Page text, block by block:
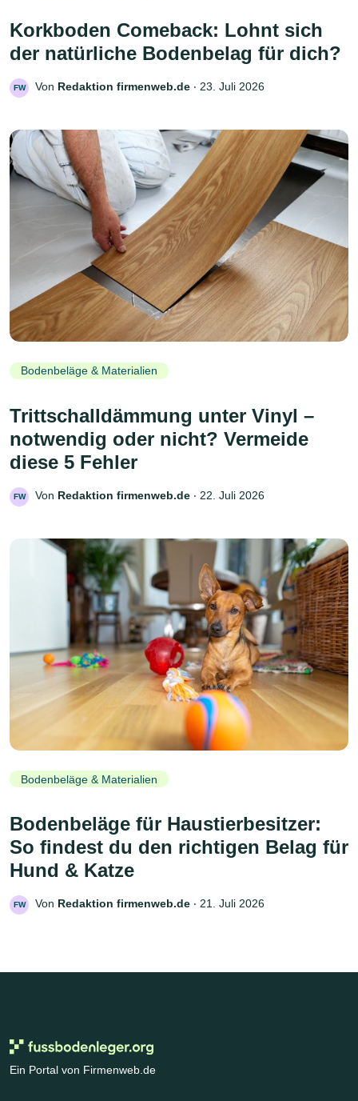
Korkboden Comeback: Lohnt sich
der natürliche Bodenbelag für dich?
FW Von Redaktion firmenweb.de ‧ 23. Juli 2026
Bodenbeläge & Materialien
Trittschalldämmung unter Vinyl –
notwendig oder nicht? Vermeide
diese 5 Fehler
FW Von Redaktion firmenweb.de ‧ 22. Juli 2026
Bodenbeläge & Materialien
Bodenbeläge für Haustierbesitzer:
So findest du den richtigen Belag für
Hund & Katze
FW Von Redaktion firmenweb.de ‧ 21. Juli 2026
Ein Portal von Firmenweb.de